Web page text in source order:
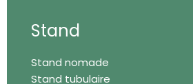
o
o
-
f
m
Stand
Stand nomade
Stand tubulaire